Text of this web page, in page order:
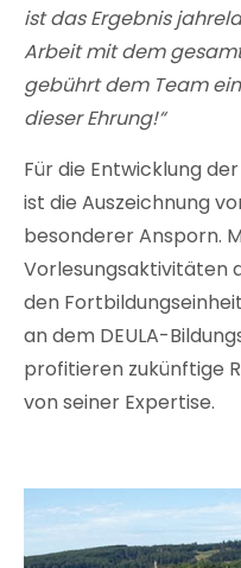
ist das Ergebnis
Arbeit mit dem
gebührt dem Team
dieser Ehrung!“
Für die Entwicklung
ist die Auszeichnung
besonderer Ansporn.
Vorlesungsaktivitäten
den
an dem DEULA-
profitieren zukünftige
von seiner Expertise.